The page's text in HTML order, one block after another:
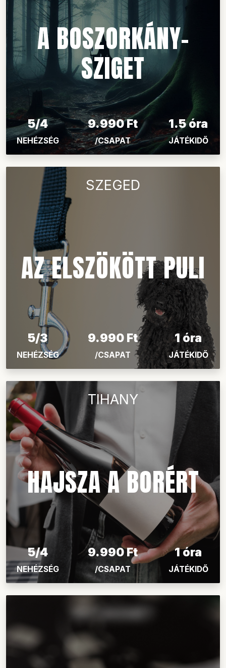
A BOSZORKÁNY-
SZIGET
5/4
NEHÉZSÉG
9.990 Ft
/CSAPAT
1.5 óra
JÁTÉKIDŐ
SZEGED
AZ ELSZÖKÖTT PULI
5/3
NEHÉZSÉG
9.990 Ft
/CSAPAT
1 óra
JÁTÉKIDŐ
TIHANY
HAJSZA A BORÉRT
5/4
NEHÉZSÉG
9.990 Ft
/CSAPAT
1 óra
JÁTÉKIDŐ
KECSKEMÉT